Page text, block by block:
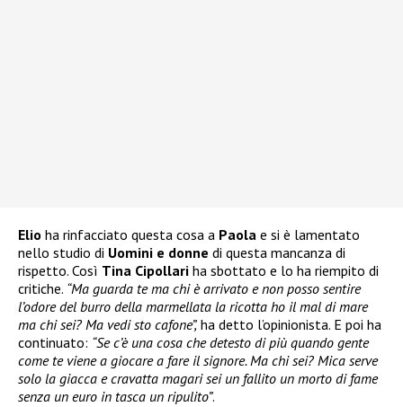
Elio ha rinfacciato questa cosa a Paola e si è lamentato
nello studio di Uomini e donne di questa mancanza di
rispetto. Così Tina Cipollari ha sbottato e lo ha riempito di
critiche. “Ma guarda te ma chi è arrivato e non posso sentire
l’odore del burro della marmellata la ricotta ho il mal di mare
ma chi sei? Ma vedi sto cafone”, ha detto l’opinionista. E poi ha
continuato: “Se c’è una cosa che detesto di più quando gente
come te viene a giocare a fare il signore. Ma chi sei? Mica serve
solo la giacca e cravatta magari sei un fallito un morto di fame
senza un euro in tasca un ripulito”.